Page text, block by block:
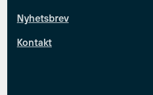
Nyhetsbrev
Kontakt